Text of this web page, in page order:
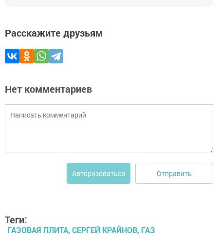
Расскажите друзьям
Нет комментариев
Авторизоваться Отправить
Теги:
ГАЗОВАЯ ПЛИТА, СЕРГЕЙ КРАЙНОВ, ГАЗ